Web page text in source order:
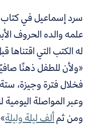
سرد إسماعيل في كتاب
علمه والده الحروف
له الكتب التي اقتناها
«ولأن للطفل ذهنًا
فخلال فترة وجيزة،
وعبر المواصلة
ومن ثمألف ليلة وليلة».